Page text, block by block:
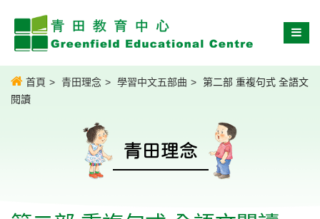
首頁 青田理念 學習中文五部曲
第二部 重複句式 全語文
閱讀
青田理念